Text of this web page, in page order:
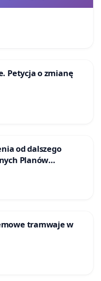
Petycja o zmianę
od dalszego
Planów
Barnasiówka” oraz
tramwaje w